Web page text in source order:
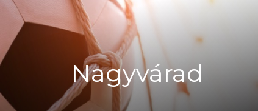
Nagyvárad